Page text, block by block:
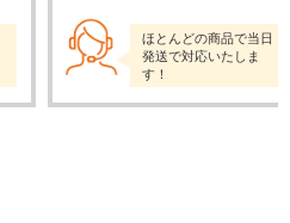
ほとんどの商品で当日
発送で対応いたしま
す！